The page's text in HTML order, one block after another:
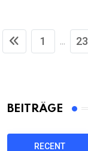
1 ... 23
BEITRÄGE
RECENT